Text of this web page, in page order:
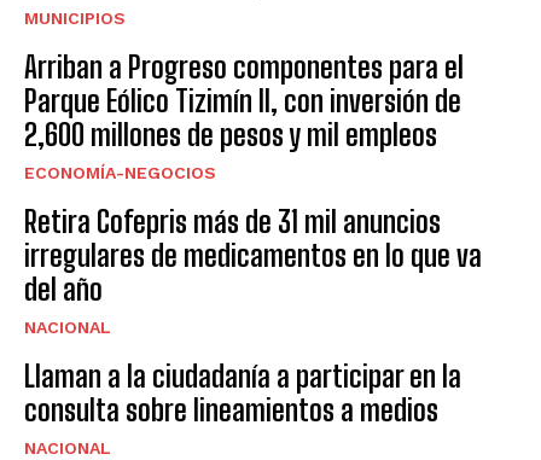
MUNICIPIOS
Arriban a Progreso componentes para el
Parque Eólico Tizimín II, con inversión de
2,600 millones de pesos y mil empleos
ECONOMÍA-NEGOCIOS
Retira Cofepris más de 31 mil anuncios
irregulares de medicamentos en lo que va
del año
NACIONAL
Llaman a la ciudadanía a participar en la
consulta sobre lineamientos a medios
NACIONAL